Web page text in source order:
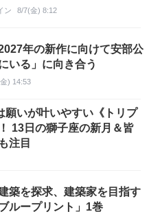
ン 8/7(金) 8:12
年の新作に向けて安部公
いる」に向き合う
) 14:53
願いが叶いやすい《トリプ
13日の獅子座の新月＆皆
注目
築を探求、建築家を目指す
ループリント」1巻